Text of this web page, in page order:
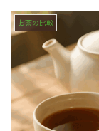
お茶の比較